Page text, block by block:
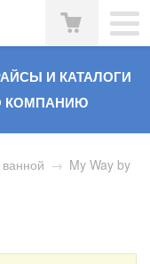
И КАТАЛОГИ
КОМПАНИЮ
→ My Way by